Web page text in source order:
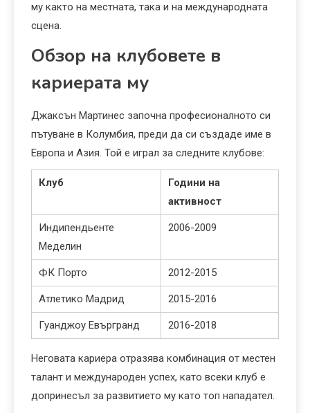
му както на местната, така и на международната
сцена.
Обзор на клубовете в
кариерата му
Джаксън Мартинес започна професионалното си
пътуване в Колумбия, преди да си създаде име в
Европа и Азия. Той е играл за следните клубове:
Клуб
Години на
активност
Индипендьенте
Меделин
2006-2009
ФК Порто 2012-2015
Атлетико Мадрид 2015-2016
Гуанджоу Евъргранд 2016-2018
Неговата кариера отразява комбинация от местен
талант и международен успех, като всеки клуб е
допринесъл за развитието му като топ нападател.